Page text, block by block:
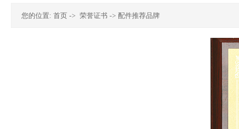
您的位置: 首页 -> 荣誉证书 -> 配件推荐品牌